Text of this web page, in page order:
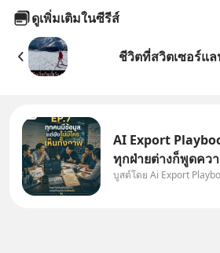
ดูเพิ่มเติมในซีรีส์
ชีวิตที่สวิตเซอร์แ
AI Export
ทุกฝ่ายต่างก็พูดความจริ
ไม่ได้โกหก แต่คนเราเลือกมอง